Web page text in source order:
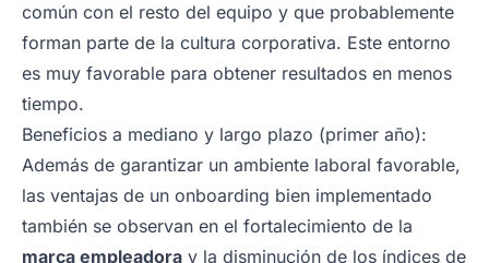
común con el resto del equipo y que probablemente
forman parte de la cultura corporativa. Este entorno
es muy favorable para obtener resultados en menos
tiempo.
Beneficios a mediano y largo plazo (primer año):
Además de garantizar un ambiente laboral favorable,
las ventajas de un onboarding bien implementado
también se observan en el fortalecimiento de la
marca empleadora y la disminución de los índices de